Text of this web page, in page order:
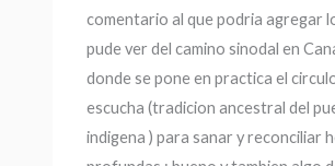
comentario al que podria agregar
pude ver del camino sinodal en
donde se pone en practica el
escucha (tradicion ancestral del
indigena ) para sanar y reconciliar